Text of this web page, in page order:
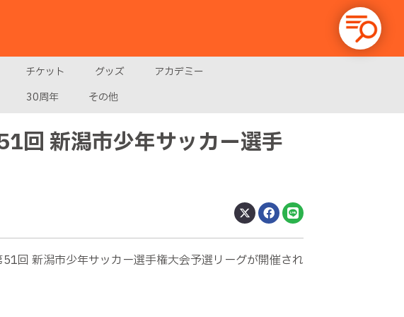
チケット グッズ
アカデミー
30周年 その他
回 新潟市少年サッカー選手
回 新潟市少年サッカー選手権大会予選リーグが開催され